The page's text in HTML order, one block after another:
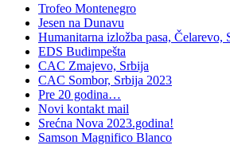
Trofeo Montenegro
Jesen na Dunavu
Humanitarna izložba pasa, Čelarevo,
EDS Budimpešta
CAC Zmajevo, Srbija
CAC Sombor, Srbija 2023
Pre 20 godina…
Novi kontakt mail
Srećna Nova 2023.godina!
Samson Magnifico Blanco